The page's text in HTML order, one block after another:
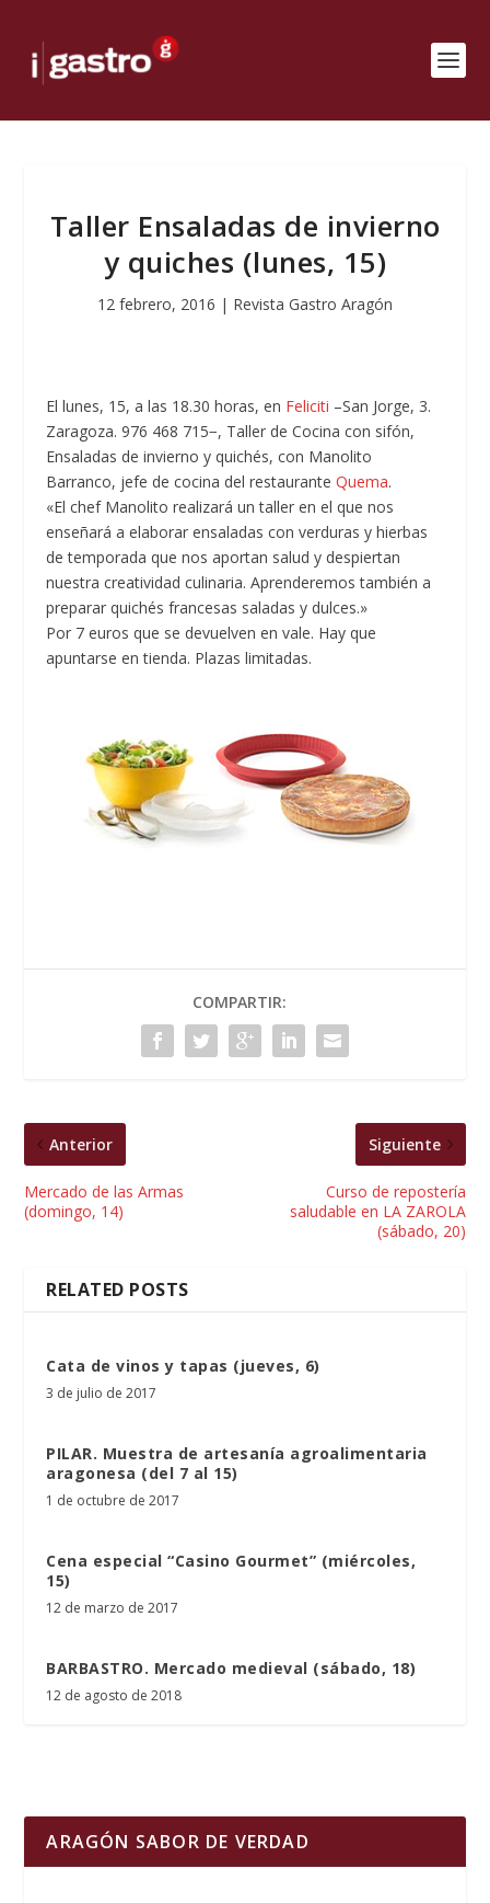
Taller Ensaladas de invierno
y quiches (lunes, 15)
12 febrero, 2016 | Revista Gastro Aragón
El lunes, 15, a las 18.30 horas, en Feliciti –San Jorge, 3.
Zaragoza. 976 468 715−, Taller de Cocina con sifón,
Ensaladas de invierno y quichés, con Manolito
Barranco, jefe de cocina del restauranteQuema.
«El chef Manolito realizará un taller en el que nos
enseñará a elaborar ensaladas con verduras y hierbas
de temporada que nos aportan salud y despiertan
nuestra creatividad culinaria. Aprenderemos también a
preparar quichés francesas saladas y dulces.»
Por 7 euros que se devuelven en vale. Hay que
apuntarse en tienda. Plazas limitadas.
COMPARTIR:
Anterior
Mercado de las Armas
(domingo, 14)
Siguiente
Curso de repostería
saludable en LA ZAROLA
(sábado, 20)
RELATED POSTS
Cata de vinos y tapas (jueves, 6)
3 de julio de 2017
PILAR. Muestra de artesanía agroalimentaria
aragonesa (del 7 al 15)
1 de octubre de 2017
Cena especial “Casino Gourmet” (miércoles,
15)
12 de marzo de 2017
BARBASTRO. Mercado medieval (sábado, 18)
12 de agosto de 2018
ARAGÓN SABOR DE VERDAD